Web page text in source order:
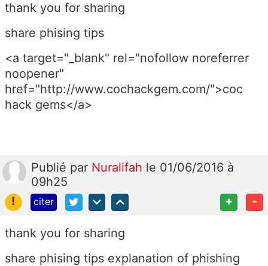
thank you for sharing
share phising tips
<a target="_blank" rel="nofollow noreferrer
noopener"
href="http://www.cochackgem.com/">coc
hack gems</a>
Publié par Nuralifah le 01/06/2016 à
09h25
!
citer + -
thank you for sharing
share phising tips explanation of phishing